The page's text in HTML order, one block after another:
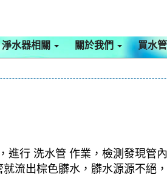
淨水器相關 關於我們 買水
行 洗水管 作業，檢測發現管
流出棕色髒水，髒水源源不絕